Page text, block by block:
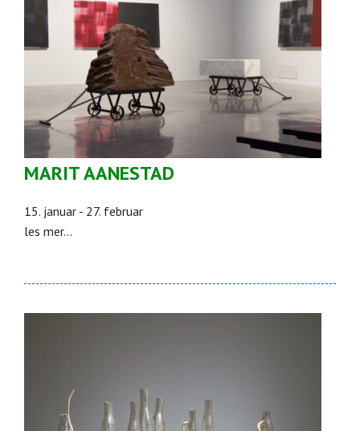
MARIT AANESTAD
15. januar - 27. februar
les mer...